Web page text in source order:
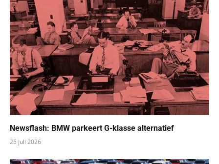
Newsflash: BMW parkeert G-klasse alternatief
25 juli 2026